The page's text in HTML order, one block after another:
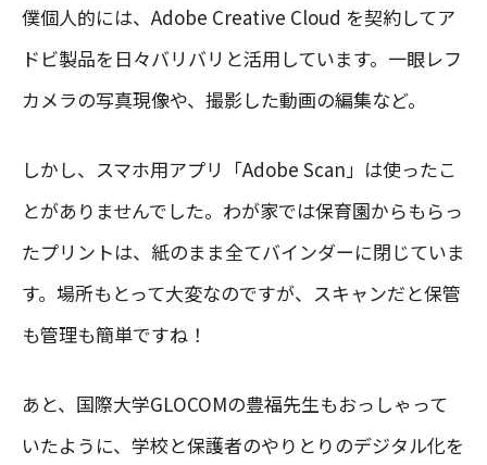
僕個人的には、Adobe Creative Cloud を契約してア
ドビ製品を日々バリバリと活用しています。一眼レフ
カメラの写真現像や、撮影した動画の編集など。
しかし、スマホ用アプリ「Adobe Scan」は使ったこ
とがありませんでした。わが家では保育園からもらっ
たプリントは、紙のまま全てバインダーに閉じていま
す。場所もとって大変なのですが、スキャンだと保管
も管理も簡単ですね！
あと、国際大学GLOCOMの豊福先生もおっしゃって
いたように、学校と保護者のやりとりのデジタル化を